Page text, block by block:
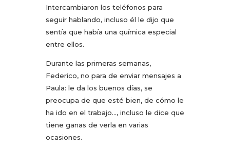
Intercambiaron los teléfonos para
seguir hablando, incluso él le dijo que
sentía que había una química especial
entre ellos.
Durante las primeras semanas,
Federico, no para de enviar mensajes a
Paula: le da los buenos días, se
preocupa de que esté bien, de cómo le
ha ido en el trabajo…, incluso le dice que
tiene ganas de verla en varias
ocasiones.